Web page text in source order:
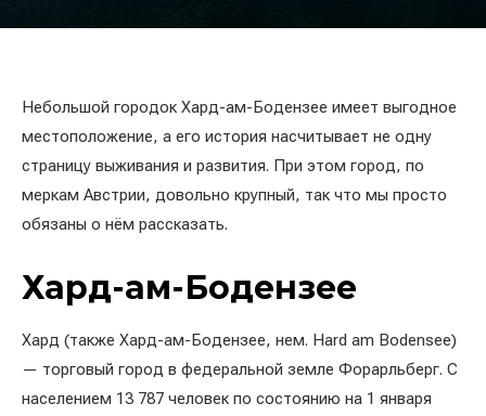
Небольшой городок Хард-ам-Бодензее имеет выгодное
местоположение, а его история насчитывает не одну
страницу выживания и развития. При этом город, по
меркам Австрии, довольно крупный, так что мы просто
обязаны о нём рассказать.
Хард-ам-Бодензее
Хард (также Хард-ам-Бодензее, нем. Hard am Bodensee)
— торговый город в федеральной земле Форарльберг. С
населением 13 787 человек по состоянию на 1 января